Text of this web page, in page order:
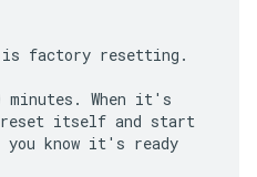
is factory resetting.
minutes. When it's
itself and start
know it's ready